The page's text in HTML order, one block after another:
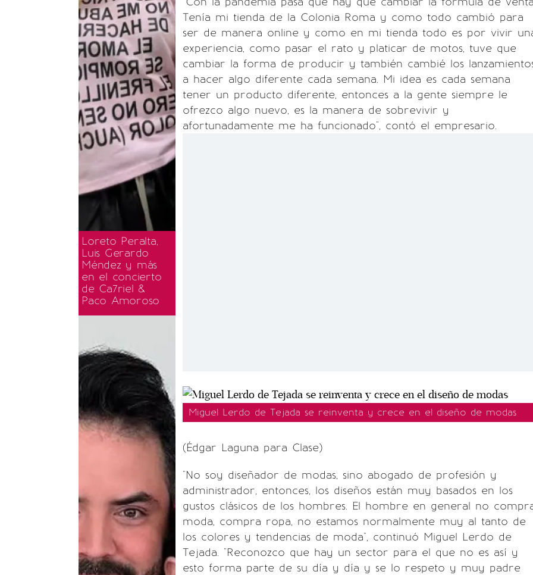
Loreto Peralta,
Luis Gerardo
Méndez y más
en el concierto
de Ca7riel &
Paco Amoroso
Tenía mi tienda de la Colonia Roma y como todo cambió para
ser de manera online y como en mi tienda todo es por vivir
experiencia, como pasar el rato y platicar de motos, tuve que
cambiar la forma de producir y también cambié los
a hacer algo diferente cada semana. Mi idea es cada semana
tener un producto diferente, entonces a la gente siempre le
ofrezco algo nuevo, es la manera de sobrevivir y
afortunadamente me ha funcionado", contó el empresario.
Miguel Lerdo de Tejada se reinventa y crece en el diseño de modas
(Édgar Laguna para Clase)
"No soy diseñador de modas, sino abogado de profesión y
administrador, entonces, los diseños están muy basados en los
gustos clásicos de los hombres. El hombre en general no
moda, compra ropa, no estamos normalmente muy al tanto de
los colores y tendencias de moda", continuó Miguel Lerdo de
Tejada. "Reconozco que hay un sector para el que no es así y
esto forma parte de su día y día y se lo respeto y muy padre